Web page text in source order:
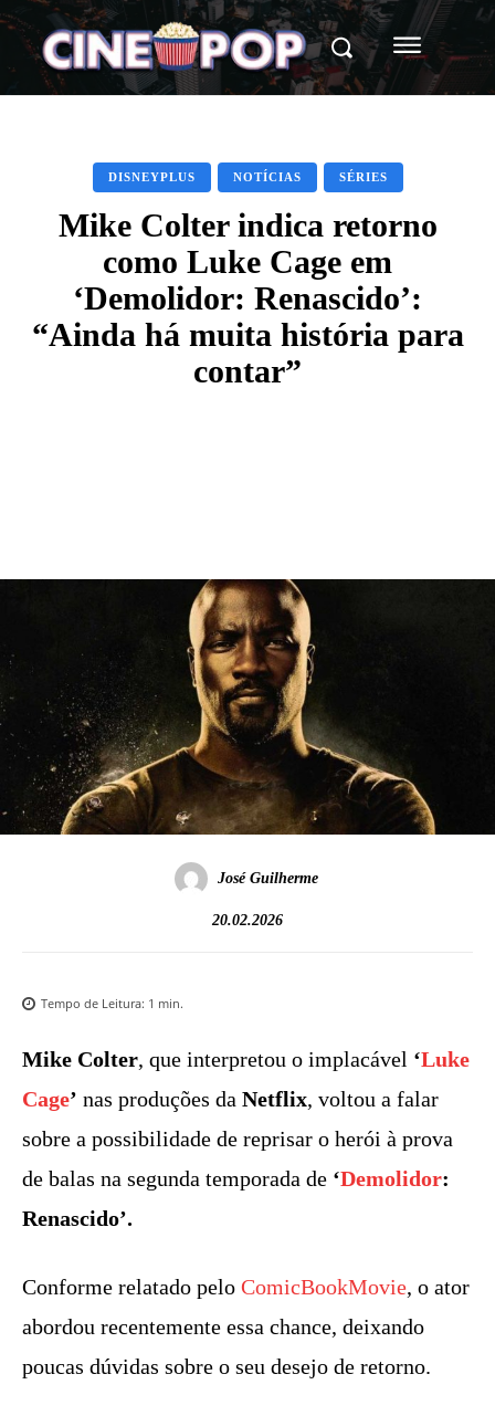
DISNEYPLUS NOTÍCIAS SÉRIES
Mike Colter indica retorno
como Luke Cage em
‘Demolidor: Renascido’:
“Ainda há muita história para
contar”
José Guilherme
20.02.2026
Tempo de Leitura: 1 min.
Mike Colter, que interpretou o implacável ‘Luke
Cage’ nas produções da Netflix, voltou a falar
sobre a possibilidade de reprisar o herói à prova
de balas na segunda temporada de ‘Demolidor:
Renascido’.
Conforme relatado pelo ComicBookMovie, o ator
abordou recentemente essa chance, deixando
poucas dúvidas sobre o seu desejo de retorno.